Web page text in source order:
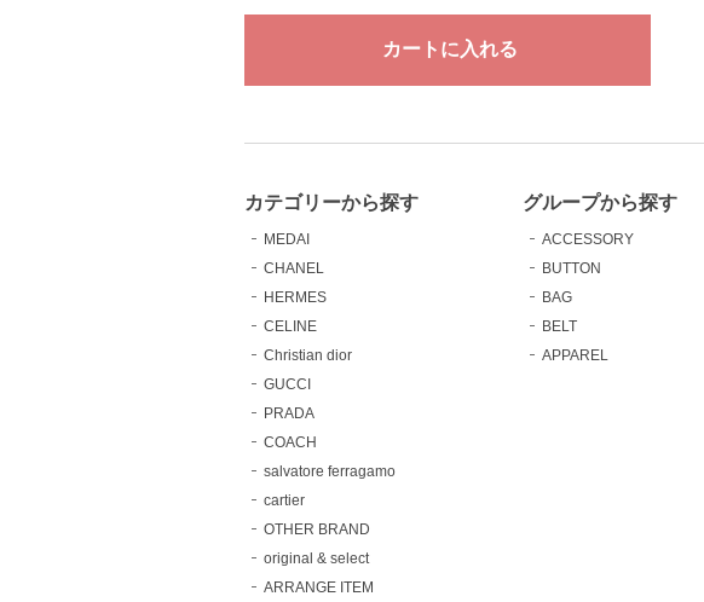
カテゴリーから探す
MEDAI
CHANEL
HERMES
CELINE
Christian dior
GUCCI
PRADA
COACH
salvatore ferragamo
cartier
OTHER BRAND
original & select
ARRANGE ITEM
グループから探す
ACCESSORY
BUTTON
BAG
BELT
APPAREL